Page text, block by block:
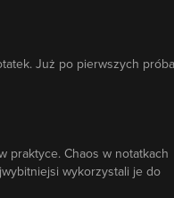
Już po pierwszych
praktyce. Chaos w notatkach
wykorzystali je do